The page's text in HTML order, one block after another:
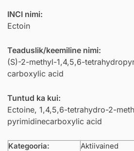
INCI nimi:
Ectoin
Teaduslik/keemiline nimi:
(S)-2-methyl-1,4,5,6-
carboxylic acid
Tuntud ka kui:
Ectoine, 1,4,5,6-tetrahydro-2-
pyrimidinecarboxylic acid
Kategooria:
Aktiivained